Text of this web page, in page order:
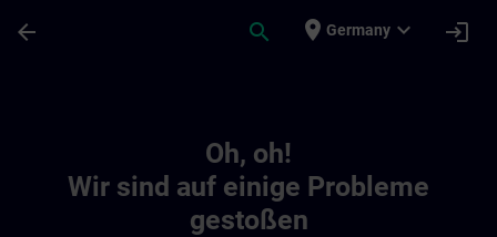
arrow_back search place Germany expand_more login
Oh, oh!
Wir sind auf einige Probleme
gestoßen